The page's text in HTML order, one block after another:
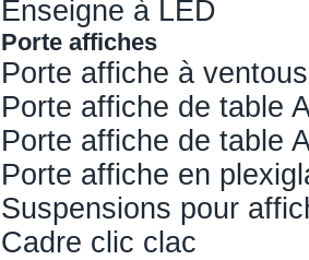
Enseigne à LED
Porte affiches
Porte affiche à
Porte affiche de table
Porte affiche de table
Porte affiche en
Suspensions pour
Cadre clic clac